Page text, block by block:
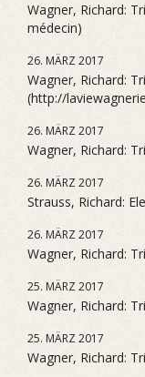
Wagner, Richard:
médecin)
26. MÄRZ 2017
Wagner, Richard:
(http://
26. MÄRZ 2017
Wagner, Richard:
26. MÄRZ 2017
Strauss, Richard:
26. MÄRZ 2017
Wagner, Richard:
25. MÄRZ 2017
Wagner, Richard:
25. MÄRZ 2017
Wagner, Richard: